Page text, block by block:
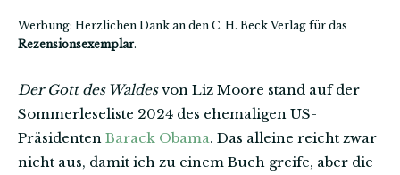
Werbung: Herzlichen Dank an den C. H. Beck Verlag für das
Rezensionsexemplar.
Der Gott des Waldesvon Liz Moore stand auf der
Sommerleseliste 2024 des ehemaligen US-
Präsidenten Barack Obama. Das alleine reicht zwar
nicht aus, damit ich zu einem Buch greife, aber die